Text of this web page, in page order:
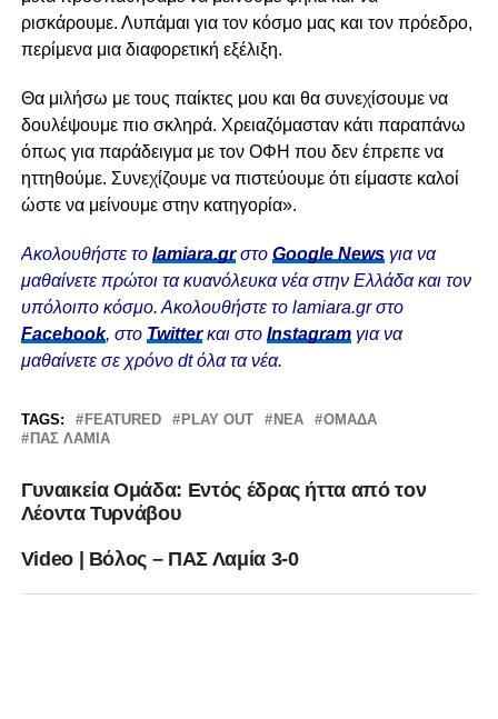
ρισκάρουμε. Λυπάμαι για τον κόσμο μας και τον πρόεδρο,
περίμενα μια διαφορετική εξέλιξη.
Θα μιλήσω με τους παίκτες μου και θα συνεχίσουμε να
δουλέψουμε πιο σκληρά. Χρειαζόμασταν κάτι παραπάνω
όπως για παράδειγμα με τον ΟΦΗ που δεν έπρεπε να
ηττηθούμε. Συνεχίζουμε να πιστεύουμε ότι είμαστε καλοί
ώστε να μείνουμε στην κατηγορία».
Ακολουθήστε το lamiara.grστο Google Newsγια να
μαθαίνετε πρώτοι τα κυανόλευκα νέα στην Ελλάδα και τον
υπόλοιπο κόσμο. Ακολουθήστε το lamiara.gr στο
Facebook, στο Twitterκαι στο Instagram για να
μαθαίνετε σε χρόνο dt όλα τα νέα.
TAGS: FEATURED PLAY OUT ΝΈΑ
ΟΜΆΔΑ
ΠΑΣ ΛΑΜΙΑ
Γυναικεία Ομάδα: Εντός έδρας ήττα από τον
Λέοντα Τυρνάβου
Video | Βόλος – ΠΑΣ Λαμία 3-0